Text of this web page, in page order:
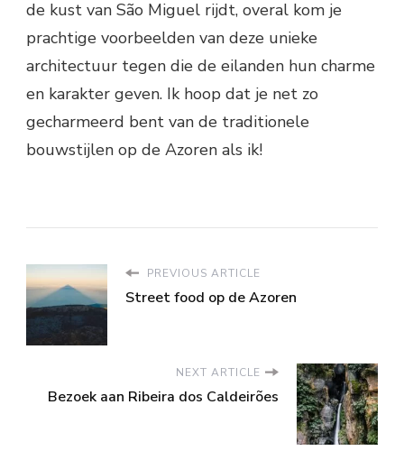
de kust van São Miguel rijdt, overal kom je
prachtige voorbeelden van deze unieke
architectuur tegen die de eilanden hun charme
en karakter geven. Ik hoop dat je net zo
gecharmeerd bent van de traditionele
bouwstijlen op de Azoren als ik!
PREVIOUS ARTICLE
Street food op de Azoren
NEXT ARTICLE
Bezoek aan Ribeira dos Caldeirões